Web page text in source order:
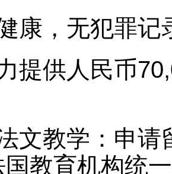
康，无犯罪记
提供人民币
文教学：申
教育机构统